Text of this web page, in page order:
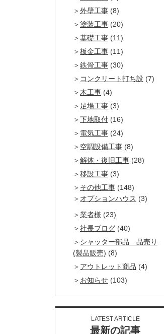
外壁工事 (8)
塗装工事 (20)
基礎工事 (11)
板金工事 (11)
鉄骨工事 (30)
コンクリート打ち設 (7)
木工事 (4)
足場工事 (3)
下地取付 (16)
電気工事 (24)
空調設備工事 (8)
解体・復旧工事 (28)
移設工事 (3)
その他工事 (148)
オプションハウス (3)
業者様 (23)
社長ブログ (40)
シャッター部品 品売り
(製品販売) (8)
アウトレット商品 (4)
お知らせ (103)
LATEST ARTICLE
最新の記事